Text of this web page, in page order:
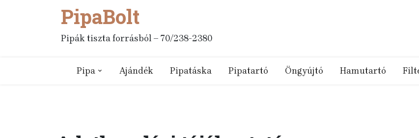
PipaBolt
Pipák tiszta forrásból – 70/238-2380
Pipa Ajándék Pipatáska Pipatartó Öngyújtó Hamutartó